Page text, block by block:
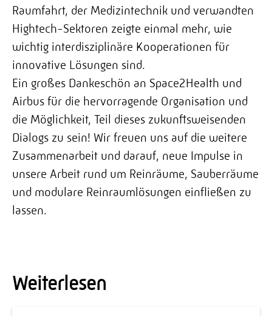
Raumfahrt, der Medizintechnik und verwandten
Hightech-Sektoren zeigte einmal mehr, wie
wichtig interdisziplinäre Kooperationen für
innovative Lösungen sind.
Ein großes Dankeschön an Space2Health und
Airbus für die hervorragende Organisation und
die Möglichkeit, Teil dieses zukunftsweisenden
Dialogs zu sein! Wir freuen uns auf die weitere
Zusammenarbeit und darauf, neue Impulse in
unsere Arbeit rund um Reinräume, Sauberräume
und modulare Reinraumlösungen einfließen zu
lassen.
Weiterlesen